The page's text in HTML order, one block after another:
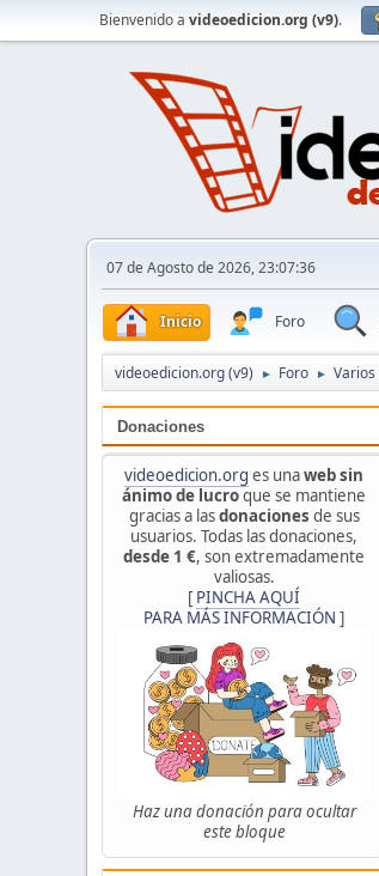
Bienvenido a videoedicion.org (v9).
07 de Agosto de 2026, 23:07:36
Inicio Foro
videoedicion.org (v9) ► Foro ► Varios
Donaciones
videoedicion.org es unaweb sin
ánimo de lucroque se mantiene
gracias a lasdonaciones de sus
usuarios. Todas las donaciones,
desde 1 €, son extremadamente
valiosas.
[ PINCHA AQUÍ
PARA MÁS INFORMACIÓN ]
Haz una donación para ocultar
este bloque